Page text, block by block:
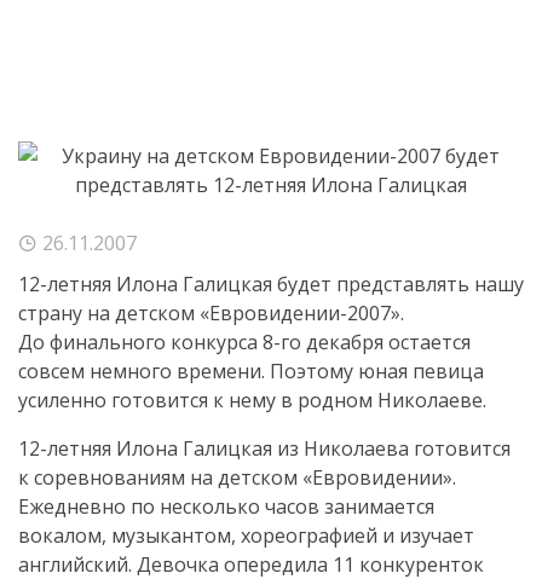
26.11.2007
12-летняя Илона Галицкая будет представлять нашу
страну на детском «Евровидении-2007».
До финального конкурса 8-го декабря остается
совсем немного времени. Поэтому юная певица
усиленно готовится к нему в родном Николаеве.
12-летняя Илона Галицкая из Николаева готовится
к соревнованиям на детском «Евровидении».
Ежедневно по несколько часов занимается
вокалом, музыкантом, хореографией и изучает
английский. Девочка опередила 11 конкуренток